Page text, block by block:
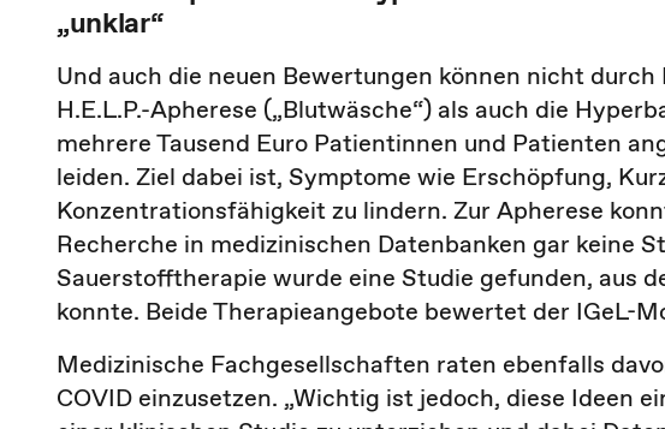
„unklar“
Und auch die neuen Bewertungen können nicht durch
H.E.L.P.-Apherese („Blutwäsche“) als auch die
mehrere Tausend Euro Patientinnen und Patienten
leiden. Ziel dabei ist, Symptome wie Erschöpfung,
Konzentrationsfähigkeit zu lindern. Zur Apherese
Recherche in medizinischen Datenbanken gar keine
Sauerstofftherapie wurde eine Studie gefunden, aus
konnte. Beide Therapieangebote bewertet der IGeL-
Medizinische Fachgesellschaften raten ebenfalls
COVID einzusetzen. „Wichtig ist jedoch, diese Ideen